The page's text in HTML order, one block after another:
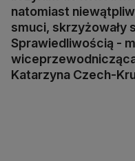
natomiast
smuci, skrzyżowały
Sprawiedliwością -
Katarzyna Czech-